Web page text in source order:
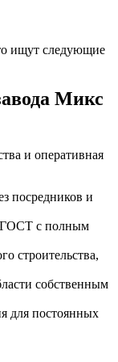
ищут следующие
Микс
и оперативная
посредников и
ГОСТ с полным
строительства,
собственным
для постоянных